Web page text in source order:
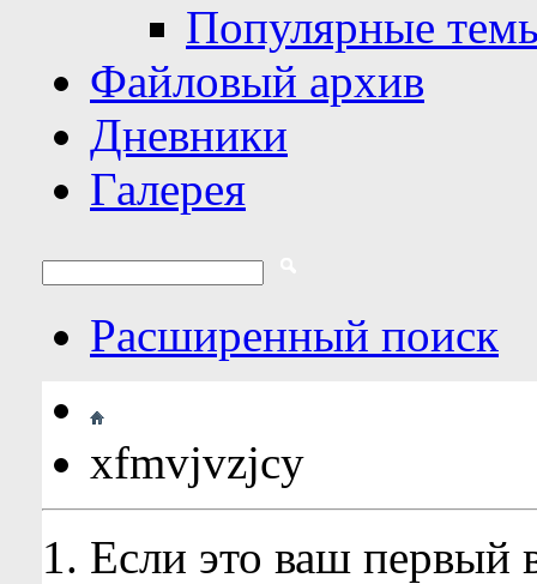
Популярные
Файловый архив
Дневники
Галерея
Расширенный поиск
xfmvjvzjcy
Если это ваш первый